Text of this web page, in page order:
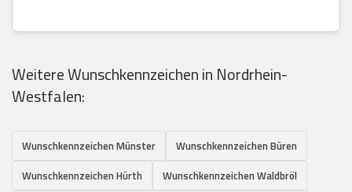
Weitere Wunschkennzeichen in Nordrhein-
Westfalen:
Wunschkennzeichen Münster
Wunschkennzeichen Büren
Wunschkennzeichen Hürth
Wunschkennzeichen Waldbröl